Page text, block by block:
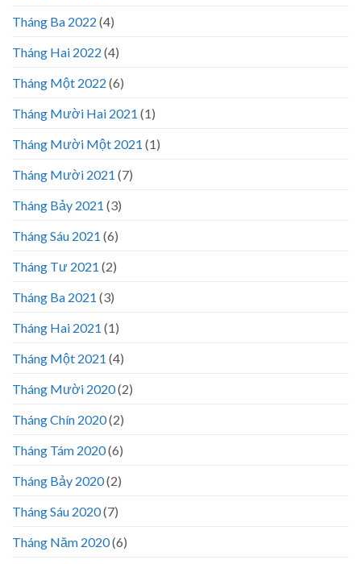
Tháng Ba 2022 (4)
Tháng Hai 2022 (4)
Tháng Một 2022 (6)
Tháng Mười Hai 2021 (1)
Tháng Mười Một 2021 (1)
Tháng Mười 2021 (7)
Tháng Bảy 2021 (3)
Tháng Sáu 2021 (6)
Tháng Tư 2021 (2)
Tháng Ba 2021 (3)
Tháng Hai 2021 (1)
Tháng Một 2021 (4)
Tháng Mười 2020(2)
Tháng Chín 2020(2)
Tháng Tám 2020(6)
Tháng Bảy 2020(2)
Tháng Sáu 2020(7)
Tháng Năm 2020(6)